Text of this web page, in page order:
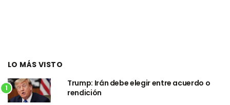
LO MÁS VISTO
1
Trump: Irán debe elegir entre acuerdo o
rendición